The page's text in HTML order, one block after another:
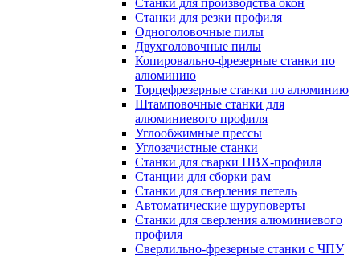
Станки для производства окон
Станки для резки профиля
Одноголовочные пилы
Двухголовочные пилы
Копировально-фрезерные станки по
алюминию
Торцефрезерные станки по алюминию
Штамповочные станки для
алюминиевого профиля
Углообжимные прессы
Углозачистные станки
Станки для сварки ПВХ-профиля
Станции для сборки рам
Станки для сверления петель
Автоматические шуруповерты
Станки для сверления алюминиевого
профиля
Сверлильно-фрезерные станки с ЧПУ